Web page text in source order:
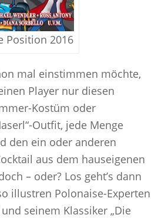
Position 2016
mal einstimmen möchte,
Player nur diesen
Kostüm oder
Outfit, jede Menge
den ein oder anderen
aus dem hauseigenen
– oder? Los geht’s dann
illustren Polonaise-Experten
seinem Klassiker „Die